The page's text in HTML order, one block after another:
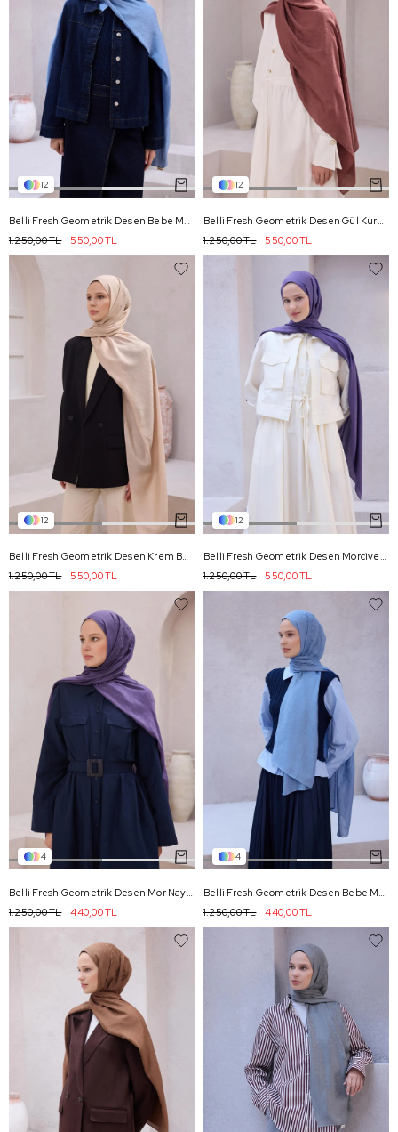
12
Belli Fresh Geometrik Desen Bebe Mavisi Nayora Şal 2 - 25
550,00 TL
1.250,00 TL
12
Belli Fresh Geometrik Desen Gül Kurusu Nayora Şal 2 - 41
550,00 TL
1.250,00 TL
12
Belli Fresh Geometrik Desen Krem Bej Nayora Şal 2 - 04
550,00 TL
1.250,00 TL
12
Belli Fresh Geometrik Desen Morcivert Nayora Şal 2 - 45
550,00 TL
1.250,00 TL
4
Belli Fresh Geometrik Desen Mor Nayora Şal 3 - 45
440,00 TL
1.250,00 TL
4
Belli Fresh Geometrik Desen Bebe Mavisi Nayora Şal 3 - 25
440,00 TL
1.250,00 TL